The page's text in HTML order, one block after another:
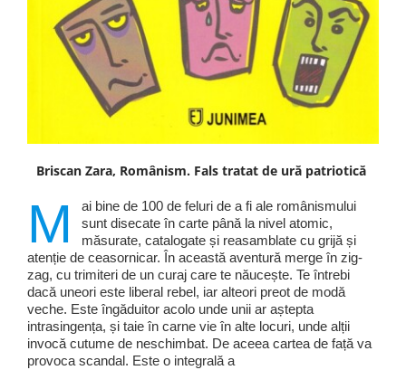
Briscan Zara, Românism. Fals tratat de ură patriotică
M
ai bine de 100 de feluri de a fi ale românismului
sunt disecate în carte până la nivel atomic,
măsurate, catalogate și reasamblate cu grijă și
atenție de ceasornicar. În această aventură merge în zig-
zag, cu trimiteri de un curaj care te năucește. Te întrebi
dacă uneori este liberal rebel, iar alteori preot de modă
veche. Este îngăduitor acolo unde unii ar aștepta
intrasingența, și taie în carne vie în alte locuri, unde alții
invocă cutume de neschimbat. De aceea cartea de față va
provoca scandal. Este o integrală a